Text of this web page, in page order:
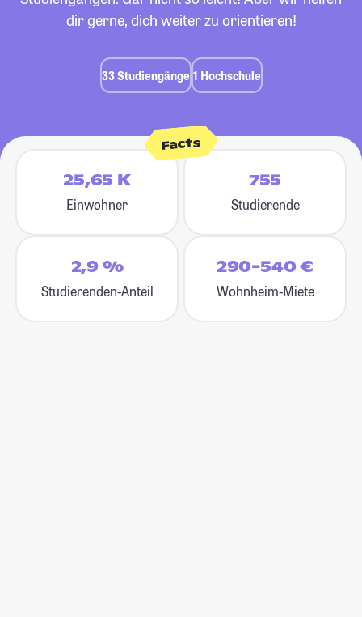
dir gerne, dich weiter zu orientieren!
33 Studiengänge 1 Hochschule
Facts
25,65 K
Einwohner
755
Studierende
2,9 %
Studierenden-Anteil
290-540 €
Wohnheim-Miete